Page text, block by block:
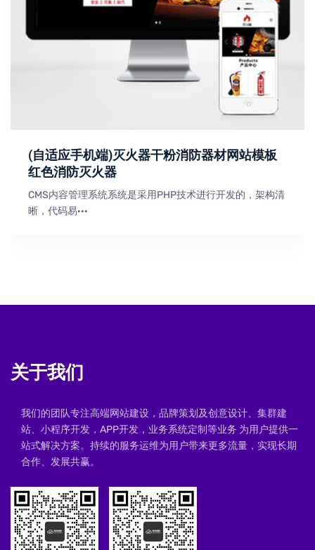
(自适应手机端)灭火器干粉消防器材网站模板
红色消防灭火器
CMS内容管理系统系统是采用PHP技术进行开发的，架构清
晰，代码易···
关于我们
我们的团队专注高端网站建设，品牌策划及创意设计、集群建
站、小程序开发，APP开发，业务系统定制等业务 为用户提供一
站式解决方案。持续的服务运维为用户带来更多流量，实现长期
合作、发展共赢。